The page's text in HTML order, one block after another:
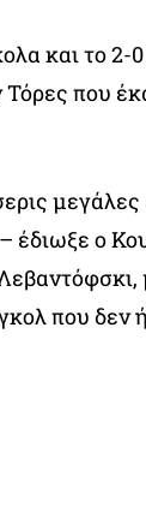
και το 2-
Τόρες που
μεγάλες
ο
που δεν